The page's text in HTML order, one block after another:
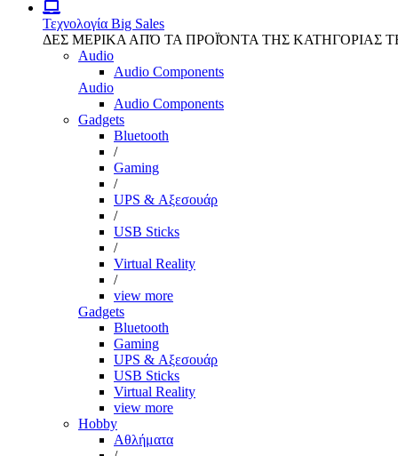
Τεχνολογία Big Sales
ΔΕΣ ΜΕΡΙΚΑ ΑΠΌ ΤΑ ΠΡΟΪΌΝΤΑ ΤΗΣ ΚΑΤΗΓΟΡΙΑΣ
Audio
Audio Components
Audio
Audio Components
Gadgets
Bluetooth
/
Gaming
/
UPS & Αξεσουάρ
/
USB Sticks
/
Virtual Reality
/
view more
Gadgets
Bluetooth
Gaming
UPS & Αξεσουάρ
USB Sticks
Virtual Reality
view more
Hobby
Αθλήματα